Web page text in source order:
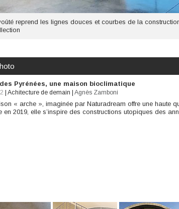
reprend les lignes douces et courbes de la
Pyrénées, une maison bioclimatique
Achitecture de demain Agnès Zamboni
« arche », imaginée par Naturadream offre une haute
en 2019, elle s’inspire des constructions utopiques des